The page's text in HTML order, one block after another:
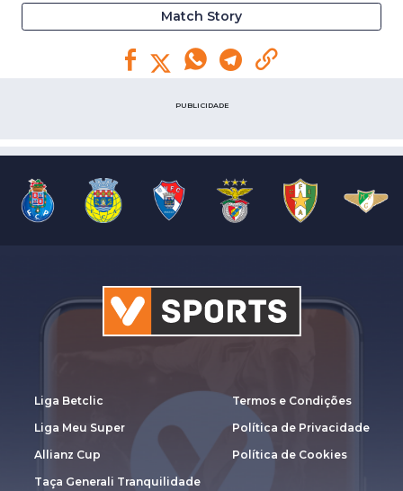
Match Story
PUBLICIDADE
Liga Betclic
Liga Meu Super
Allianz Cup
Taça Generali Tranquilidade
Termos e Condições
Política de Privacidade
Política de Cookies